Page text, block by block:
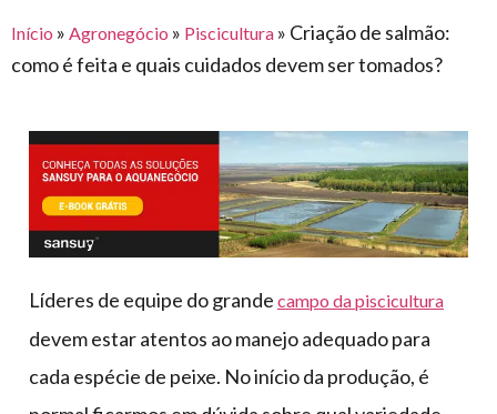
civil
piscinas
automotivo
móveis,
calçados,
epi's
lonas
multiúso
lonas
vida
caminhoneiro
Início » Agronegócio » Piscicultura » Criação de salmão:
como é feita e quais cuidados devem ser tomados?
Líderes de equipe do grande campo da piscicultura
devem estar atentos ao manejo adequado para
cada espécie de peixe. No início da produção, é